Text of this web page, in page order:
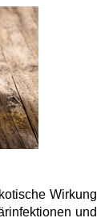
Wirkung
und